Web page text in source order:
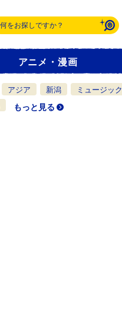
アニメ・漫画
アジア 新潟 ミュージック
もっと見る